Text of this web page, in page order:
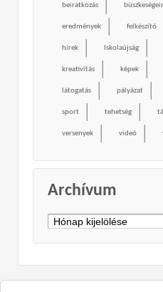
beiratkozás
eredmények felkészítő
hírek Iskolaújság
kreativítás képek
látogatás pályázat
sport tehetség
versenyek videó
Archívum
Archívum